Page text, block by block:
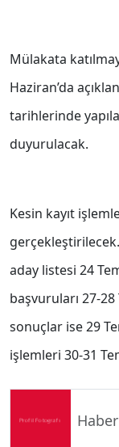
Mülakata
Haziran’da
tarihlerinde
duyurulacak.
Kesin kayıt
aday listesi 24
başvuruları 27-
sonuçlar ise 29
işlemleri 30-31